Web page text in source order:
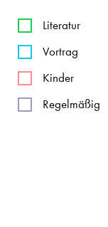
Literatur
Vortrag
Kinder
Regelmäßig